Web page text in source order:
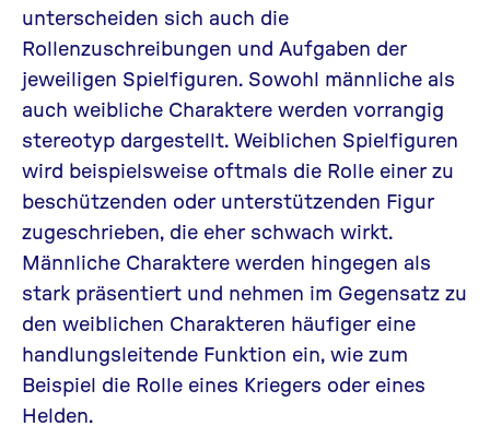
unterscheiden sich auch die
Rollenzuschreibungen und Aufgaben der
jeweiligen Spielfiguren. Sowohl männliche als
auch weibliche Charaktere werden vorrangig
stereotyp dargestellt. Weiblichen Spielfiguren
wird beispielsweise oftmals die Rolle einer zu
beschützenden oder unterstützenden Figur
zugeschrieben, die eher schwach wirkt.
Männliche Charaktere werden hingegen als
stark präsentiert und nehmen im Gegensatz zu
den weiblichen Charakteren häufiger eine
handlungsleitende Funktion ein, wie zum
Beispiel die Rolle eines Kriegers oder eines
Helden.